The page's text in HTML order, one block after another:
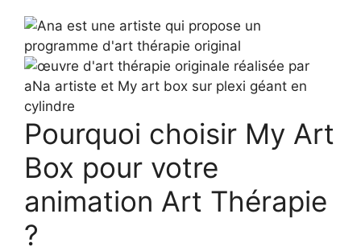
Pourquoi choisir My Art
Box pour votre
animation Art Thérapie
?